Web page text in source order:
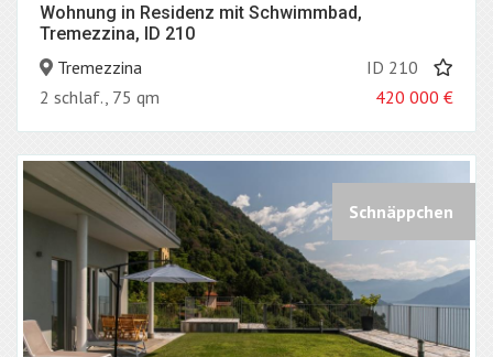
Wohnung in Residenz mit Schwimmbad,
Tremezzina, ID 210
Tremezzina
ID 210
2 schlaf., 75 qm
420 000 €
Schnäppchen